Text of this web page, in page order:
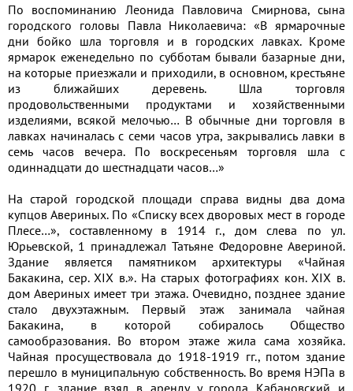
По воспоминанию Леонида Павловича Смирнова, сына
городского головы Павла Николаевича: «В ярмарочные
дни бойко шла торговля и в городских лавках. Кроме
ярмарок еженедельно по субботам бывали базарные дни,
на которые приезжали и приходили, в основном, крестьяне
из ближайших деревень. Шла торговля
продовольственными продуктами и хозяйственными
изделиями, всякой мелочью… В обычные дни торговля в
лавках начиналась с семи часов утра, закрывались лавки в
семь часов вечера. По воскресеньям торговля шла с
одиннадцати до шестнадцати часов…»
На старой городской площади справа видны два дома
купцов Авериных. По «Списку всех дворовых мест в городе
Плесе…», составленному в 1914 г., дом слева по ул.
Юрьевской, 1 принадлежал Татьяне Федоровне Авериной.
Здание является памятником архитектуры «Чайная
Бакакина, сер. XIX в.». На старых фотографиях кон. XIX в.
дом Авериных имеет три этажа. Очевидно, позднее здание
стало двухэтажным. Первый этаж занимала чайная
Бакакина, в которой собиралось Общество
самообразования. Во втором этаже жила сама хозяйка.
Чайная просуществовала до 1918-1919 гг., потом здание
перешло в муниципальную собственность. Во время НЭПа в
1920 г. здание взял в аренду у города Кабановский и